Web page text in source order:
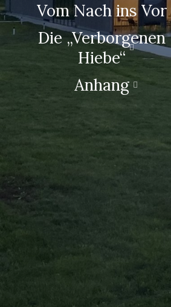
Vom Nach ins Vor
Die „Verborgenen
Hiebe“
Anhang